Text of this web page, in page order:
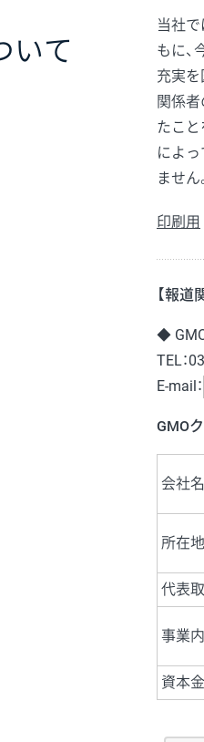
いて
当社で
もに、
充実を
関係
たこと
によ
ません
印刷用
【報道
◆
TEL：
E-mail：
GMO
会社名
所在地
代表
事業
資本金